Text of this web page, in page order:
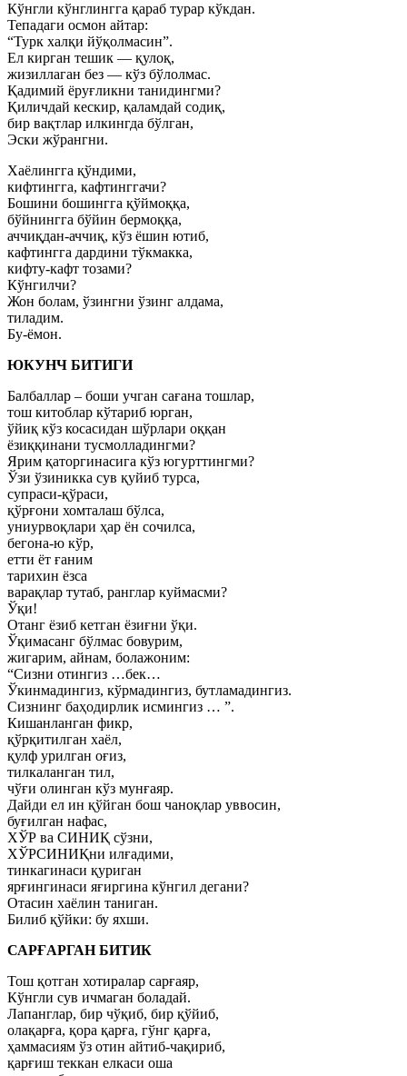
Кўнгли кўнглингга қараб турар кўкдан.
Тепадаги осмон айтар:
“Турк халқи йўқолмасин”.
Ел кирган тешик — қулоқ,
жизиллаган без — кўз бўлолмас.
Қадимий ёруғликни танидингми?
Қиличдай кескир, қаламдай содиқ,
бир вақтлар илкингда бўлган,
Эски жўрангни.
Хаёлингга қўндими,
кифтингга, кафтинггачи?
Бошини бошингга қўймоққа,
бўйнингга бўйин бермоққа,
аччиқдан-аччиқ, кўз ёшин ютиб,
кафтингга дардини тўкмакка,
кифту-кафт тозами?
Кўнгилчи?
Жон болам, ўзингни ўзинг алдама,
тиладим.
Бу-ёмон.
ЮКУНЧ БИТИГИ
Балбаллар – боши учган сағана тошлар,
тош китоблар кўтариб юрган,
ўйиқ кўз косасидан шўрлари оққан
ёзиққинани тусмолладингми?
Ярим қаторгинасига кўз югурттингми?
Ўзи ўзиникка сув қуйиб турса,
супраси-қўраси,
қўрғони хомталаш бўлса,
униурвоқлари ҳар ён сочилса,
бегона-ю кўр,
етти ёт ғаним
тарихин ёзса
варақлар тутаб, ранглар куймасми?
Ўқи!
Отанг ёзиб кетган ёзиғни ўқи.
Ўқимасанг бўлмас бовурим,
жигарим, айнам, болажоним:
“Сизни отингиз …бек…
Ўкинмадингиз, кўрмадингиз, бутламадингиз.
Сизнинг баҳодирлик исмингиз … ”.
Кишанланган фикр,
қўрқитилган хаёл,
қулф урилган оғиз,
тилкаланган тил,
чўғи олинган кўз мунғаяр.
Дайди ел ин қўйган бош чаноқлар уввосин,
буғилган нафас,
ХЎР ва СИНИҚ сўзни,
ХЎРСИНИҚни илғадими,
тинкагинаси қуриган
ярғингинаси яғиргина кўнгил дегани?
Отасин хаёлин таниган.
Билиб қўйки: бу яхши.
САРҒАРГАН БИТИК
Тош қотган хотиралар сарғаяр,
Кўнгли сув ичмаган боладай.
Лапанглар, бир чўқиб, бир қўйиб,
олақарға, қора қарға, гўнг қарға,
ҳаммасиям ўз отин айтиб-чақириб,
қарғиш теккан елкаси оша